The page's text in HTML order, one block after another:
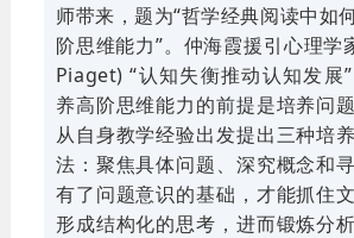
师带来，题为“哲学经典阅读中如
阶思维能力”。仲海霞援引心理学
Piaget) “认知失衡推动认知发展
养高阶思维能力的前提是培养问
从自身教学经验出发提出三种培
法：聚焦具体问题、深究概念和寻
有了问题意识的基础，才能抓住
形成结构化的思考，进而锻炼分